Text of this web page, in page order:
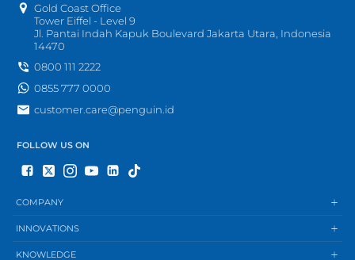
Gold Coast Office
Tower Eiffel - Level 9
Jl. Pantai Indah Kapuk Boulevard Jakarta Utara, Indonesia
14470
0800 111 2222
0855 777 0000
customer.care@penguin.id
FOLLOW US ON
COMPANY
INNOVATIONS
KNOWLEDGE